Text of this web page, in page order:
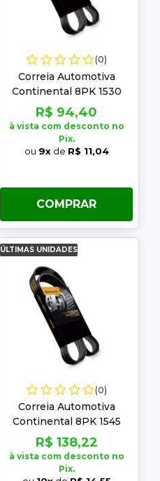
(0)
Correia Automotiva
Continental 8PK 1530
R$ 94,40
à vista com desconto no
Pix.
ou 9xde R$ 11,04
COMPRAR
ÚLTIMAS UNIDADES
(0)
Correia Automotiva
Continental 8PK 1545
R$ 138,22
à vista com desconto no
Pix.